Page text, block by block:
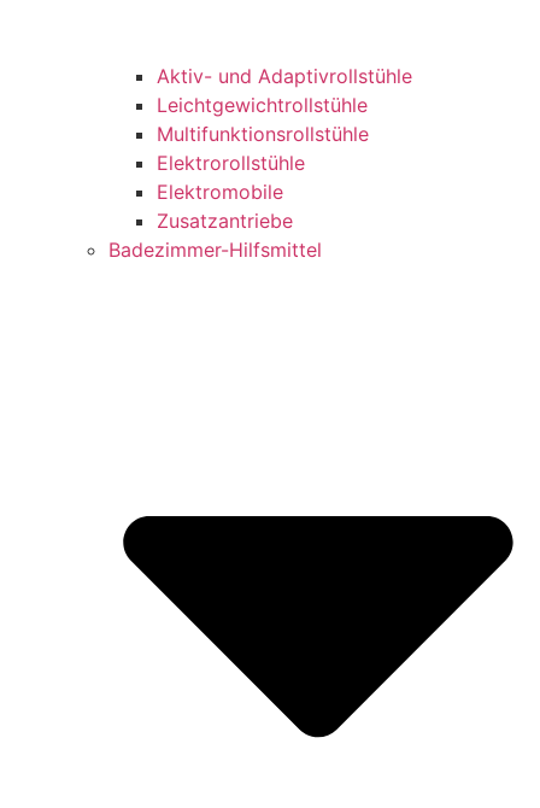
Aktiv- und Adaptivrollstühle
Leichtgewichtrollstühle
Multifunktionsrollstühle
Elektrorollstühle
Elektromobile
Zusatzantriebe
Badezimmer-Hilfsmittel